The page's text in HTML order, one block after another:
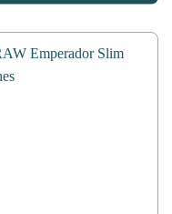
product
has